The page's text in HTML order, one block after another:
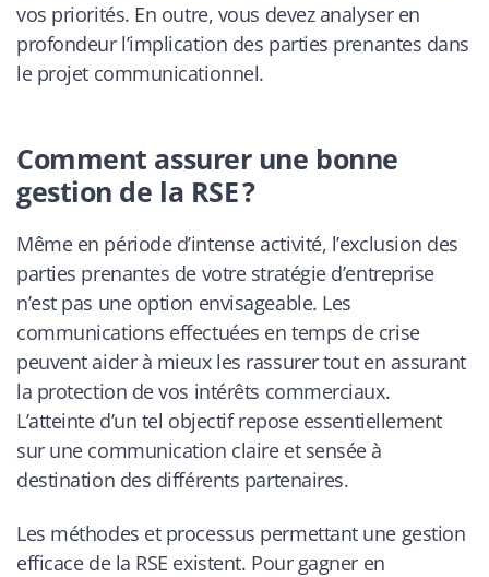
vos priorités. En outre, vous devez analyser en
profondeur l’implication des parties prenantes dans
le projet communicationnel.
Comment assurer une bonne
gestion de la RSE ?
Même en période d’intense activité, l’exclusion des
parties prenantes de votre stratégie d’entreprise
n’est pas une option envisageable. Les
communications effectuées en temps de crise
peuvent aider à mieux les rassurer tout en assurant
la protection de vos intérêts commerciaux.
L’atteinte d’un tel objectif repose essentiellement
sur une communication claire et sensée à
destination des différents partenaires.
Les méthodes et processus permettant une gestion
efficace de la RSE existent. Pour gagner en